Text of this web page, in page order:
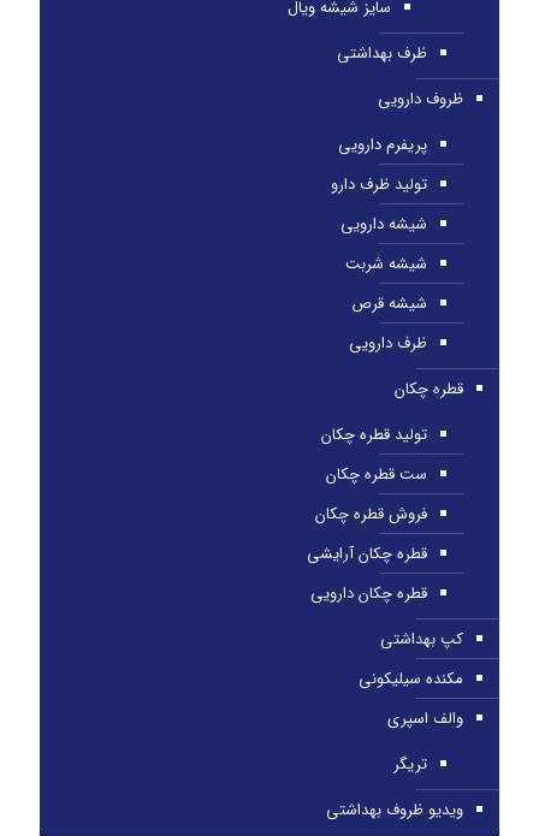
سایز شیشه ویال
ظرف بهداشتی
ظروف دارویی
پریفرم دارویی
تولید ظرف دارو
شیشه دارویی
شیشه شربت
شیشه قرص
ظرف دارویی
قطره چکان
تولید قطره چکان
ست قطره چکان
فروش قطره چکان
قطره چکان آرایشی
قطره چکان دارویی
کپ بهداشتی
مکنده سیلیکونی
والف اسپری
تریگر
ویدیو ظروف بهداشتی